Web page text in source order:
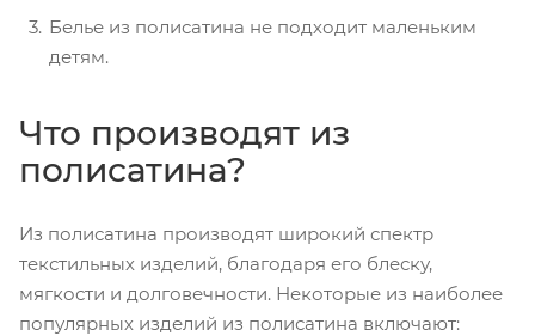
Белье из полисатина не подходит маленьким
детям.
Что производят из
полисатина?
Из полисатина производят широкий спектр
текстильных изделий, благодаря его блеску,
мягкости и долговечности. Некоторые из наиболее
популярных изделий из полисатина включают: